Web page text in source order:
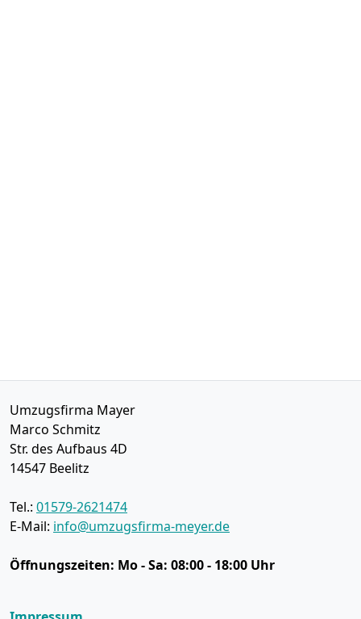
Umzugsfirma Mayer
Marco Schmitz
Str. des Aufbaus 4D
14547 Beelitz
Tel.: 01579-2621474
E-Mail: info@umzugsfirma-meyer.de
Öffnungszeiten: Mo - Sa: 08:00 - 18:00 Uhr